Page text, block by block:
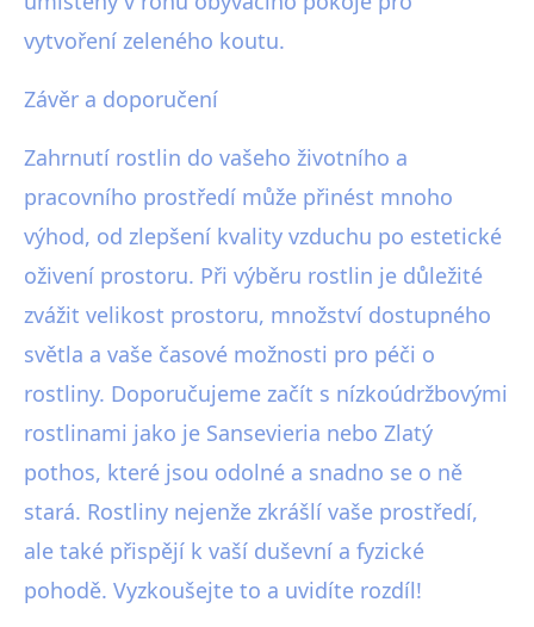
vytvoření zeleného koutu.
Závěr a doporučení
Zahrnutí rostlin do vašeho životního a
pracovního prostředí může přinést mnoho
výhod, od zlepšení kvality vzduchu po estetické
oživení prostoru. Při výběru rostlin je důležité
zvážit velikost prostoru, množství dostupného
světla a vaše časové možnosti pro péči o
rostliny. Doporučujeme začít s nízkoúdržbovými
rostlinami jako je Sansevieria nebo Zlatý
pothos, které jsou odolné a snadno se o ně
stará. Rostliny nejenže zkrášlí vaše prostředí,
ale také přispějí k vaší duševní a fyzické
pohodě. Vyzkoušejte to a uvidíte rozdíl!